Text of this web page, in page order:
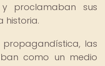
proclamaban sus
historia.
las
como un medio